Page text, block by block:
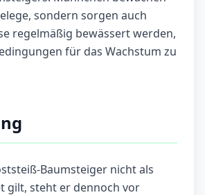
sondern sorgen auch
regelmäßig bewässert werden,
für das Wachstum zu
Baumsteiger nicht als
gilt, steht er dennoch vor